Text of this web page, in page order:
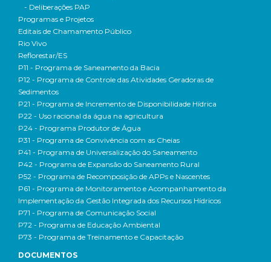
- Deliberações PAP
Programas e Projetos
Editais de Chamamento Público
Rio Vivo
Reflorestar/ES
P11 - Programa de Saneamento da Bacia
P12 - Programa de Controle das Atividades Geradoras de
Sedimentos
P21 - Programa de Incremento de Disponibilidade Hídrica
P22 - Uso racional da água na agricultura
P24 - Programa Produtor de Água
P31 - Programa de Convivência com as Cheias
P41 - Programa de Universalização do Saneamento
P42 - Programa de Expansão do Saneamento Rural
P52 - Programa de Recomposição de APPs e Nascentes
P61 - Programa de Monitoramento e Acompanhamento da
Implementação da Gestão Integrada dos Recursos Hídricos
P71 - Programa de Comunicação Social
P72 - Programa de Educação Ambiental
P73 - Programa de Treinamento e Capacitação
DOCUMENTOS